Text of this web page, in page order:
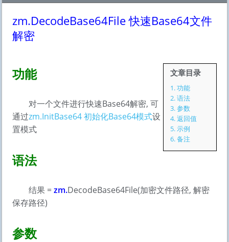
zm.DecodeBase64File 快速Base64文件
解密
文章目录
1.功能
2.语法
3.参数
4.返回值
5.示例
6.备注
功能
对一个文件进行快速Base64解密, 可
通过zm.InitBase64 初始化Base64模式设
置模式
语法
结果 =zm.DecodeBase64File(加密文件路径, 解密
保存路径)
参数